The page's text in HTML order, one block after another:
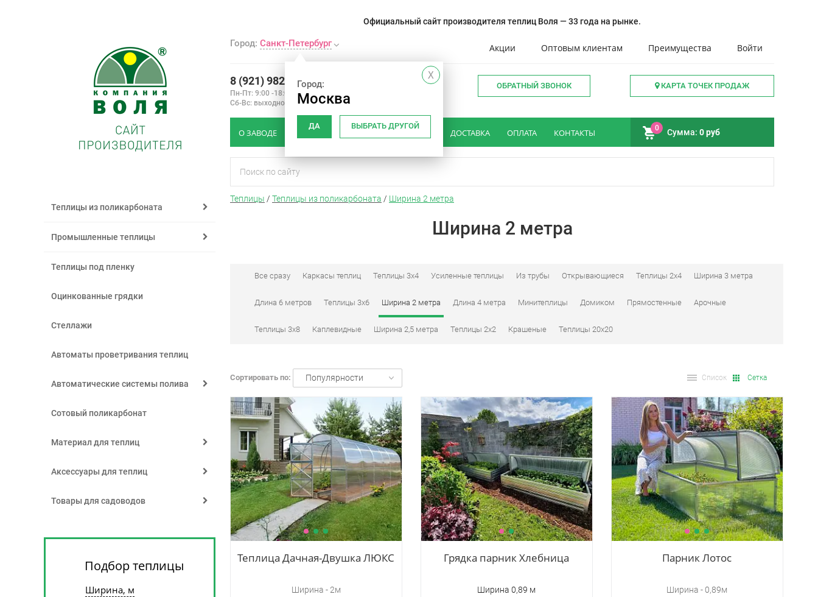
Официальный сайт производителя теплиц Воля — 33 года на рынке.
Город: Санкт-Петербург
X
Город:
Москва
ДА ВЫБРАТЬ ДРУГОЙ
Акции Оптовым клиентам Преимущества Войти
8 (921) 982 34 15
Пн-Пт: 9:00 -18:00
Сб-Вс: выходной
КАРТА ТОЧЕК ПРОДАЖ
ОБРАТНЫЙ ЗВОНОК
О ЗАВОДЕ КАК ВЫБРАТЬ ТЕПЛИЦУ ДОСТАВКА ОПЛАТА КОНТАКТЫ 0 Сумма: 0 руб
Теплицы из поликарбоната
Промышленные теплицы
Теплицы под пленку
Оцинкованные грядки
Стеллажи
Автоматы проветривания теплиц
Автоматические системы полива
Сотовый поликарбонат
Материал для теплиц
Аксессуары для теплиц
Товары для садоводов
Подбор теплицы
Ширина, м
Теплицы / Теплицы из поликарбоната / Ширина 2 метра
Ширина 2 метра
Все сразу Каркасы теплиц Теплицы 3x4 Усиленные теплицы Из трубы Открывающиеся Теплицы 2x4 Ширина 3 метра
Длина 6 метров Теплицы 3х6 Ширина 2 метра Длина 4 метра Минитеплицы Домиком Прямостенные Арочные
Теплицы 3х8 Каплевидные Ширина 2,5 метра Теплицы 2х2 Крашеные Теплицы 20х20
Сортировать по: Популярности Список Сетка
Теплица Дачная-Двушка ЛЮКС
Ширина - 2м
Грядка парник Хлебница
Ширина 0,89 м
Парник Лотос
Ширина - 0,89м